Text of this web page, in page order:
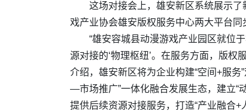
这场对接会上，雄安新区系统展示
戏产业协会雄安版权服务中心两大平台同
“雄安容城县动漫游戏产业园区就位
源对接的‘物理枢纽’。在服务方面，版
介绍，雄安新区将为企业构建“空间+服
—市场推广”一体化融合发展生态，建立“
提供后续资源对接服务，打造“产业融合+